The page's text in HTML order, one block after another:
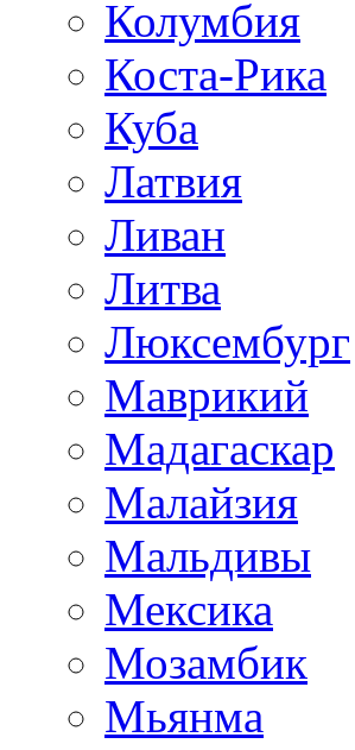
Колумбия
Коста-Рика
Куба
Латвия
Ливан
Литва
Люксембург
Маврикий
Мадагаскар
Малайзия
Мальдивы
Мексика
Мозамбик
Мьянма